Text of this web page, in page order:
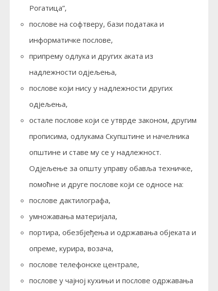
Рогатица”,
послове на софтверу, бази података и
информатичке послове,
припрему одлука и других аката из
надлежности одјељења,
послове који нису у надлежности других
одјељења,
остале послове који се утврде законом, другим
прописима, одлукама Скупштине и начелника
општине и ставе му се у надлежност.
Одјељење за општу управу обавља техничке,
помоћне и друге послове који се односе на:
послове дактилографа,
умножавања материјала,
портира, обезбјеђења и одржавања објеката и
опреме, курира, возача,
послове телефонске централе,
послове у чајној кухињи и послове одржавања